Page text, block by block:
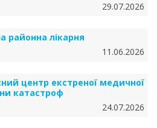
29.07.2026
районна лікарня
11.06.2026
центр екстреної медичної
катастроф
24.07.2026